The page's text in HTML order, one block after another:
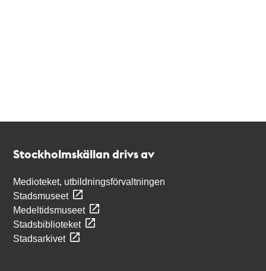
Stockholmskällan drivs av
Medioteket, utbildningsförvaltningen
Stadsmuseet
Medeltidsmuseet
Stadsbiblioteket
Stadsarkivet